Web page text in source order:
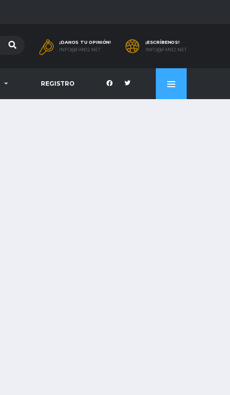
¡DANOS TU OPINIÓN!
INFO@FAN12.NET
¡ESCRÍBENOS!
INFO@FAN12.NET
REGISTRO